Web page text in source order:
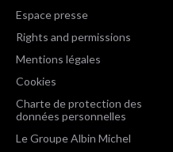
Espace presse
Rights and permissions
Mentions légales
Cookies
Charte de protection des
données personnelles
Le Groupe Albin Michel